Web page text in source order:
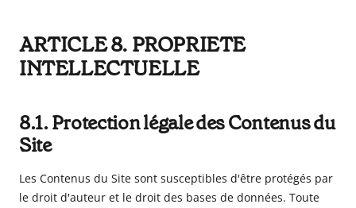
ARTICLE 8. PROPRIETE
INTELLECTUELLE
8.1. Protection légale des Contenus du
Site
Les Contenus du Site sont susceptibles d'être protégés par
le droit d'auteur et le droit des bases de données. Toute